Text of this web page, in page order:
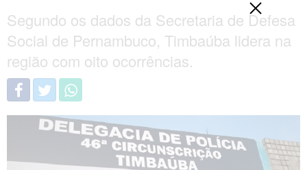
Segundo os dados da Secretaria de Defesa
Social de Pernambuco, Timbaúba lidera na
região com oito ocorrências.